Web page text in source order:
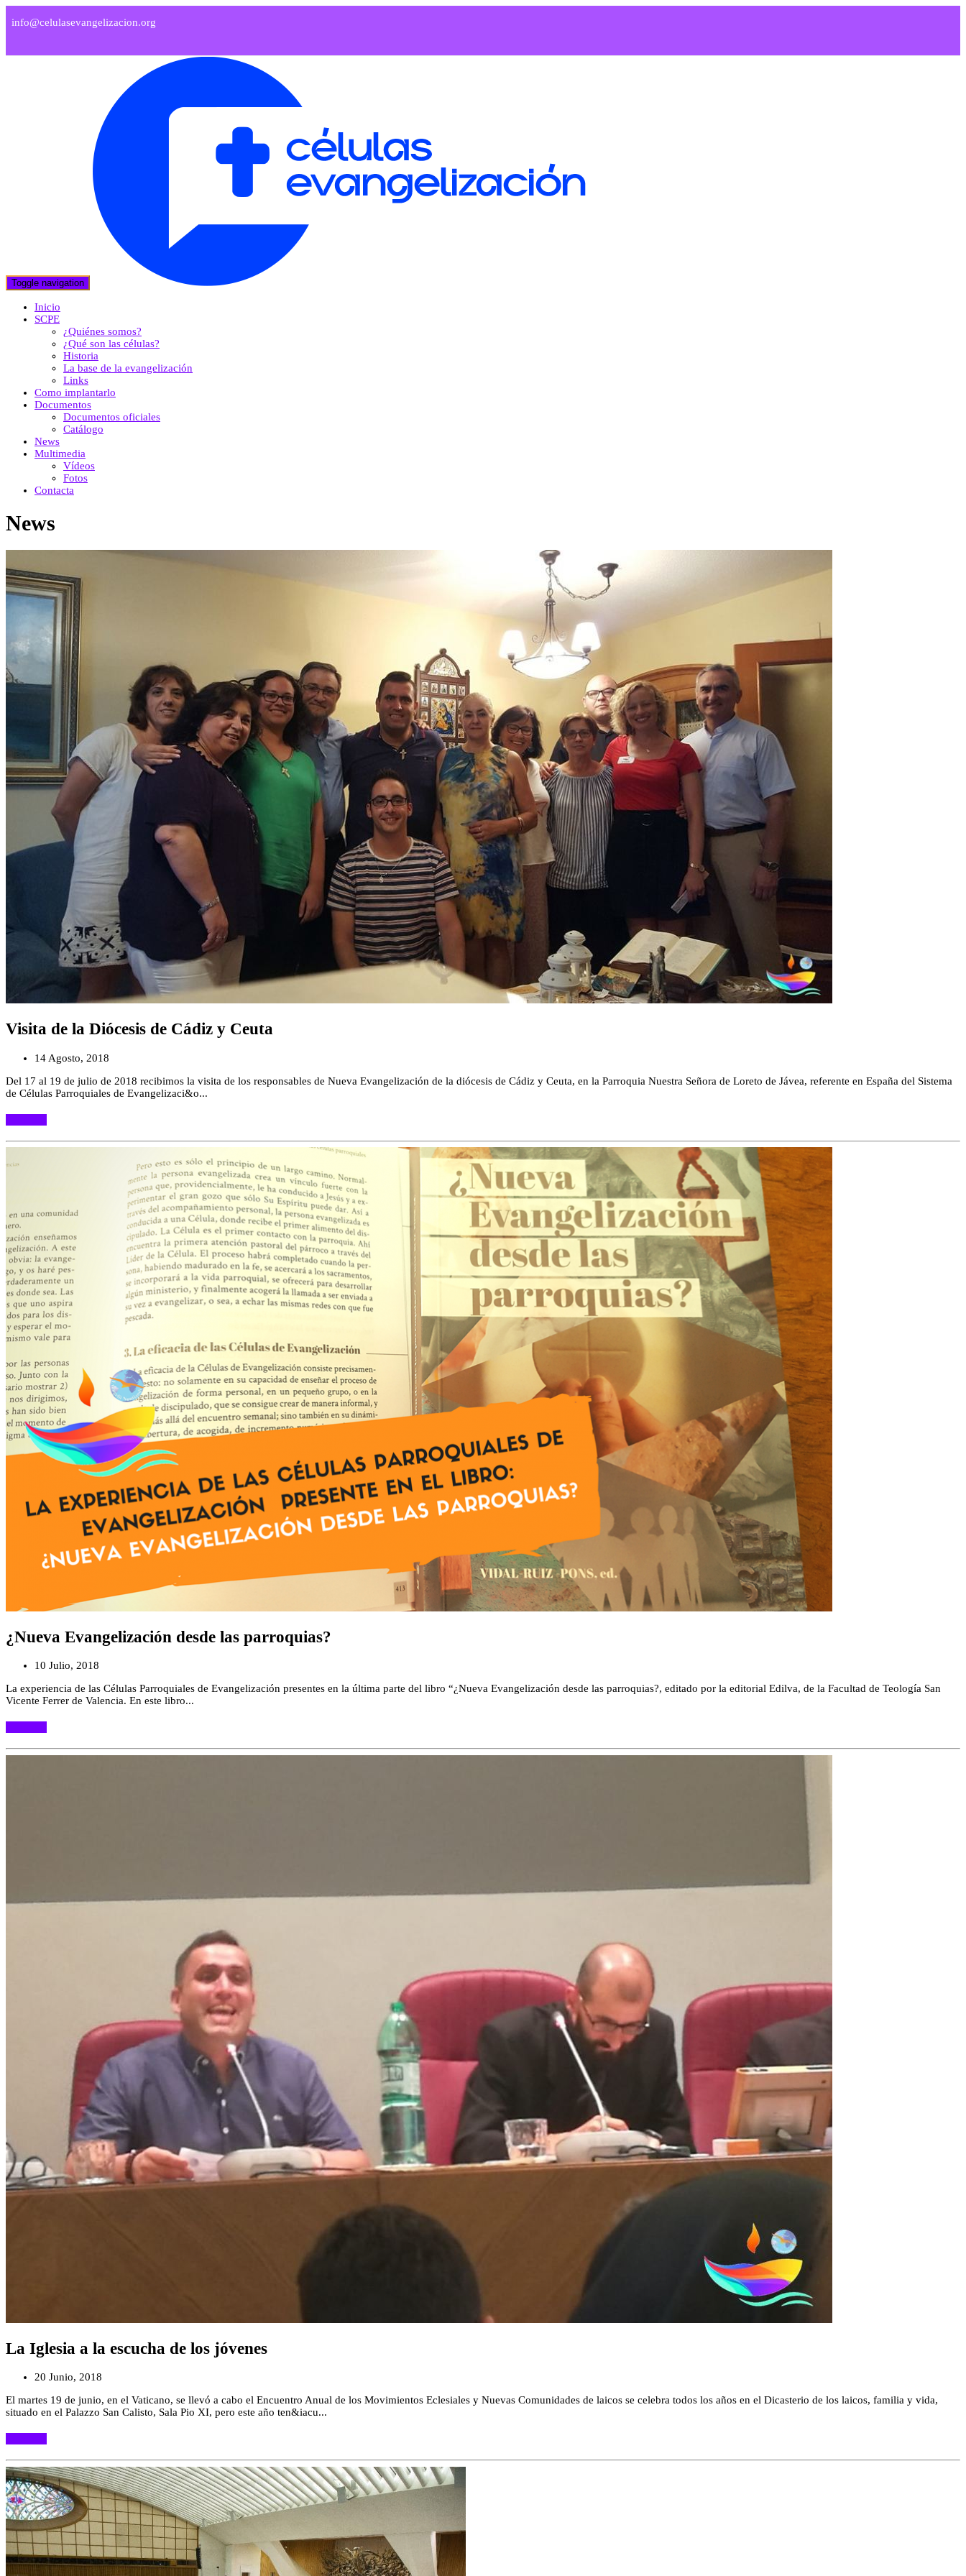
info@celulasevangelizacion.org
Toggle navigation
Inicio
SCPE
¿Quiénes somos?
¿Qué son las células?
Historia
La base de la evangelización
Links
Como implantarlo
Documentos
Documentos oficiales
Catálogo
News
Multimedia
Vídeos
Fotos
Contacta
News
Visita de la Diócesis de Cádiz y Ceuta
14 Agosto, 2018
Del 17 al 19 de julio de 2018 recibimos la visita de los responsables de Nueva Evangelización de la diócesis de Cádiz y Ceuta, en la Parroquia Nuestra Señora de Loreto de Jávea, referente en España del Sistema
de Células Parroquiales de Evangelizaci&o...
¿Nueva Evangelización desde las parroquias?
10 Julio, 2018
La experiencia de las Células Parroquiales de Evangelización presentes en la última parte del libro “¿Nueva Evangelización desde las parroquias?, editado por la editorial Edilva, de la Facultad de Teología San
Vicente Ferrer de Valencia. En este libro...
La Iglesia a la escucha de los jóvenes
20 Junio, 2018
El martes 19 de junio, en el Vaticano, se llevó a cabo el Encuentro Anual de los Movimientos Eclesiales y Nuevas Comunidades de laicos se celebra todos los años en el Dicasterio de los laicos, familia y vida,
situado en el Palazzo San Calisto, Sala Pio XI, pero este año ten&iacu...